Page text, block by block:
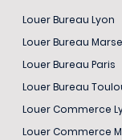
Louer Bureau Lyon
Louer Bureau
Louer Bureau Paris
Louer Bureau
Louer Commerce
Louer Commerce